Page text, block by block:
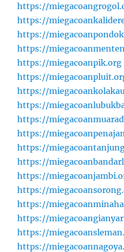
https://
https://
https://
https://
https://miegacoanpik.org
https://
https://
https://
https://
https://
https://
https://
https://
https://
https://
https://
https://
https://